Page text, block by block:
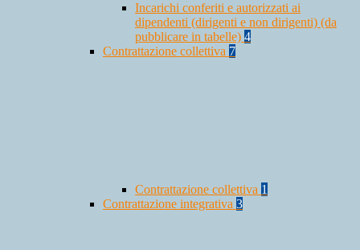
Incarichi conferiti e autorizzati ai
dipendenti (dirigenti e non dirigenti) (da
pubblicare in tabelle) 4
Contrattazione collettiva 7
Contrattazione collettiva 1
Contrattazione integrativa 3